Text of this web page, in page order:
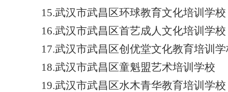
15.武汉市武昌区环球教育文化培训学校
16.武汉市武昌区首艺成人文化培训学校
17.武汉市武昌区创优堂文化教育培训
18.武汉市武昌区童魁盟艺术培训学校
19.武汉市武昌区水木青华教育培训学校